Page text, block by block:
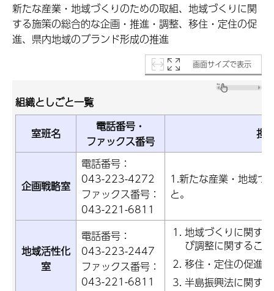
新たな産業・地域づくりのための取組、地域づくりに関
する施策の総合的な企画・推進・調整、移住・定住の促
進、県内地域のブランド形成の推進
画面サイズで表示
組織としごと一覧
室班名
電話番号・
ファックス番号
担
企画戦略室
電話番号：
043-223-4272
ファックス番号：
043-221-6811
1.新たな産業・地域づ
と。
地域活性化
室
電話番号：
043-223-2447
ファックス番号：
043-221-6811
地域づくりに関す
び調整に関するこ
移住・定住の促進
半島振興法に関す